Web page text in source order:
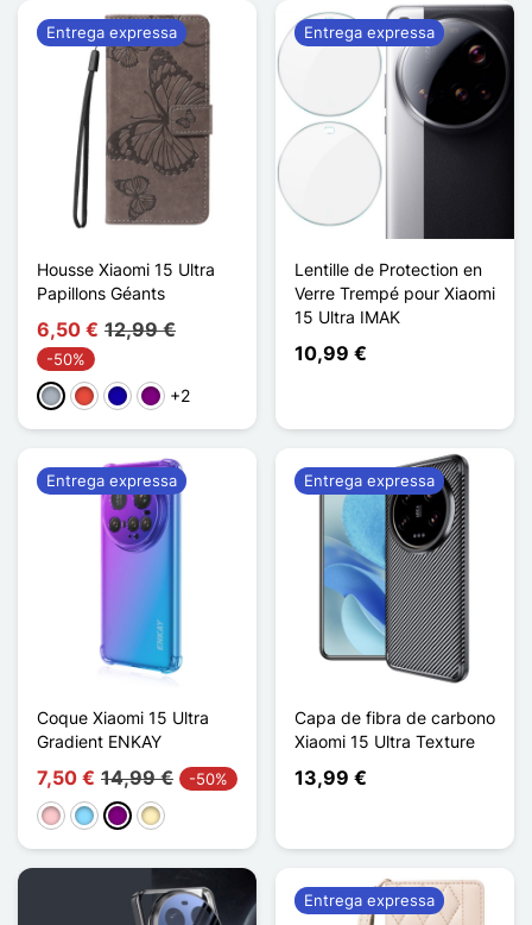
Housse Xiaomi 15 Ultra
Papillons Géants
6,50 € 12,99 €
-50%
CinzentoVermelhoAzul Escuro
Púrpura
+2
Entrega expressa
Lentille de Protection en
Verre Trempé pour Xiaomi
15 Ultra IMAK
10,99 €
Entrega expressa
Coque Xiaomi 15 Ultra
Gradient ENKAY
7,50 € 14,99 € -50%
RosaAzul Claro
Púrpura
Ouro
Entrega expressa
Capa de fibra de carbono
Xiaomi 15 Ultra Texture
13,99 €
Entrega expressa
Entrega expressa